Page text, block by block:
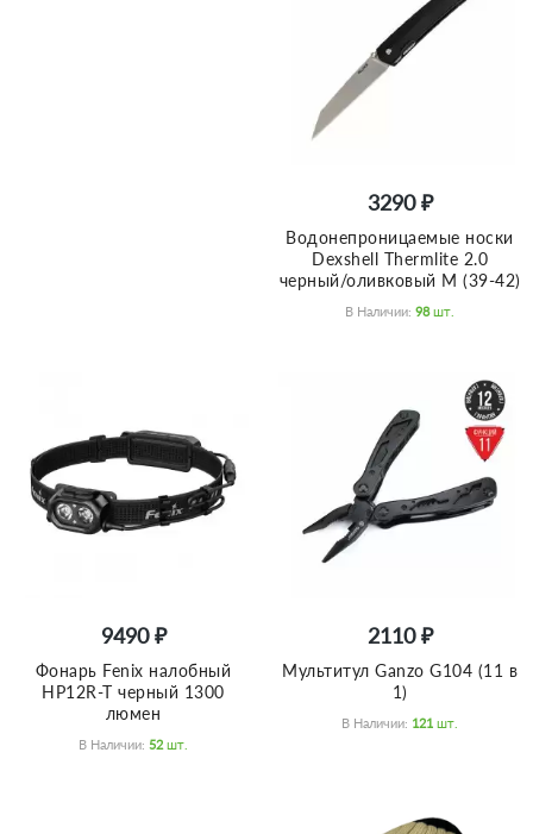
3290 ₽
Водонепроницаемые носки
Dexshell Thermlite 2.0
черный/оливковый M (39-42)
В Наличии: 98 Шт.
9490 ₽
Фонарь Fenix налобный
HP12R-T черный 1300
люмен
В Наличии: 52 Шт.
2110 ₽
Мультитул Ganzo G104 (11 в
1)
В Наличии: 121 Шт.